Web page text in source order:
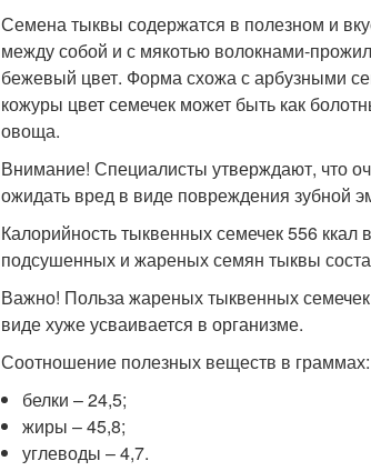
Семена тыквы содержатся в полезном и
между собой и с мякотью волокнами-
бежевый цвет. Форма схожа с арбузными
кожуры цвет семечек может быть как
овоща.
Внимание! Специалисты утверждают, что
ожидать вред в виде повреждения зубной
Калорийность тыквенных семечек 556 ккал
подсушенных и жареных семян тыквы
Важно! Польза жареных тыквенных
виде хуже усваивается в организме.
Соотношение полезных веществ в граммах:
белки – 24,5;
жиры – 45,8;
углеводы – 4,7.